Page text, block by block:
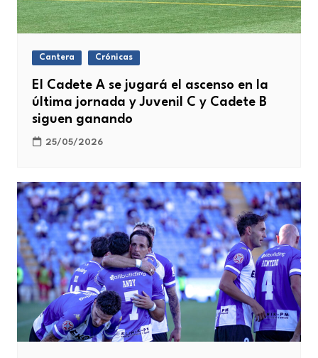
Cantera Crónicas
El Cadete A se jugará el ascenso en la
última jornada y Juvenil C y Cadete B
siguen ganando
25/05/2026